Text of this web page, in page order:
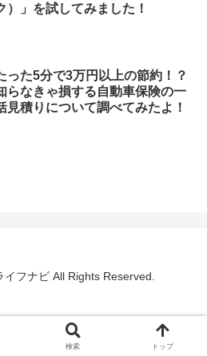
）」を試してみました！
った5分で3万円以上の節約！？
らなきゃ損する自動車保険の一
見積りについて調べてみたよ！
フナビ All Rights Reserved.
検索 トップ